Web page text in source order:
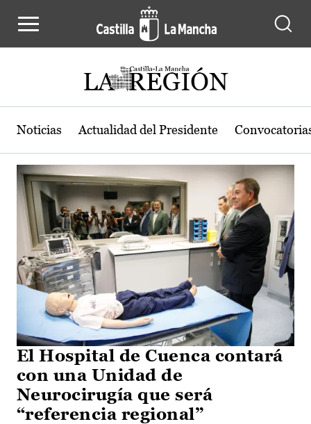
Actualidad de la región de Castilla-
Noticias Actualidad del Presidente
El Hospital de Cuenca contará
con una Unidad de
Neurocirugía que será
“referencia regional”